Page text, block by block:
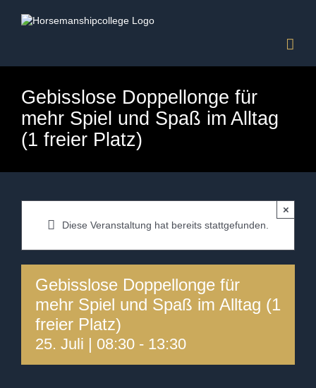
Inhalt
Gebisslose Doppellonge für
mehr Spiel und Spaß im Alltag
(1 freier Platz)
Diese Veranstaltung hat bereits stattgefunden.
×
Gebisslose Doppellonge für
mehr Spiel und Spaß im Alltag (1
freier Platz)
25. Juli | 08:30 - 13:30